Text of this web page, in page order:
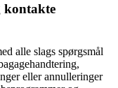
kontakte
alle slags spørgsmål
eller annulleringer